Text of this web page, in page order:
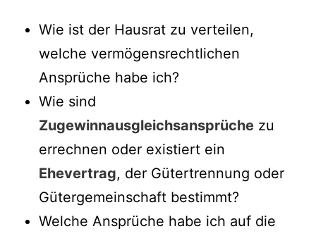
Wie ist der Hausrat zu verteilen,
welche vermögensrechtlichen
Ansprüche habe ich?
Wie sind
Zugewinnausgleichsansprüche zu
errechnen oder existiert ein
Ehevertrag, der Gütertrennung oder
Gütergemeinschaft bestimmt?
Welche Ansprüche habe ich auf die